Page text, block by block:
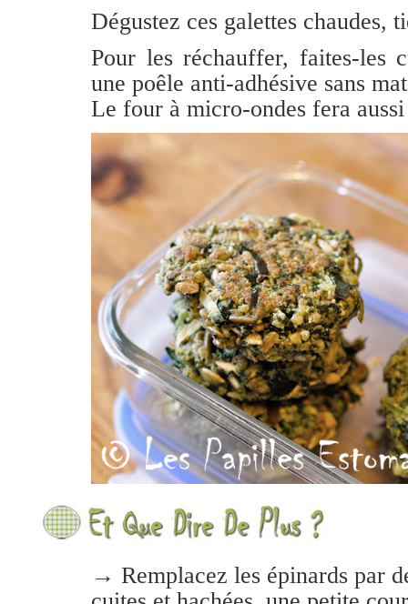
Dégustez ces galettes chaudes,
Pour les réchauffer, faites-les
une poêle anti-adhésive sans
Le four à micro-ondes fera
→ Remplacez les épinards par